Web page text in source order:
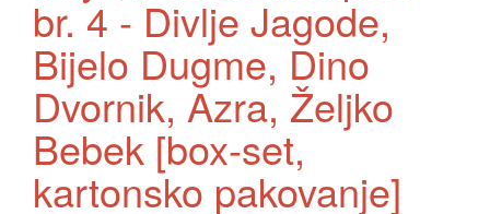
br. 4 - Divlje Jagode,
Bijelo Dugme, Dino
Dvornik, Azra, Željko
Bebek [box-set,
kartonsko pakovanje]